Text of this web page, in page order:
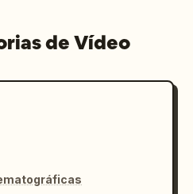
de Vídeo